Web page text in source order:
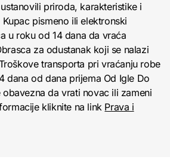
priroda, karakteristike i
pismeno ili elektronski
u roku od 14 dana da vraća
za odustanak koji se nalazi
transporta pri vraćanju robe
dana od dana prijema Od Igle Do
da vrati novac ili zameni
kliknite na link Prava i